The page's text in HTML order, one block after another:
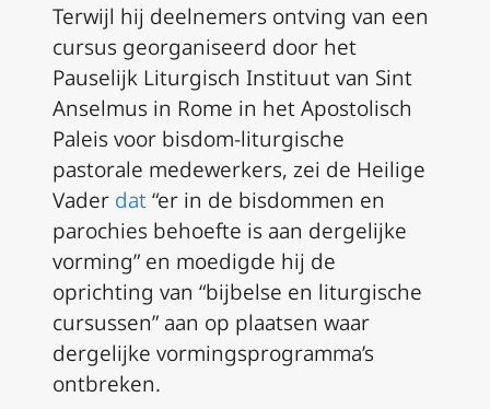
Terwijl hij deelnemers ontving van een
cursus georganiseerd door het
Pauselijk Liturgisch Instituut van Sint
Anselmus in Rome in het Apostolisch
Paleis voor bisdom-liturgische
pastorale medewerkers, zei de Heilige
Vader dat“er in de bisdommen en
parochies behoefte is aan dergelijke
vorming” en moedigde hij de
oprichting van “bijbelse en liturgische
cursussen” aan op plaatsen waar
dergelijke vormingsprogramma’s
ontbreken.